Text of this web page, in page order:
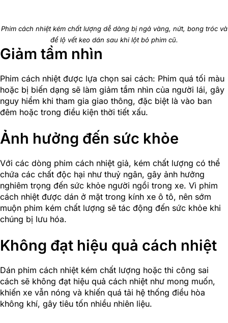
Phim cách nhiệt kém chất lượng dễ dàng bị ngả vàng, nứt, bong tróc và
để lộ vết keo dán sau khi lột bỏ phim cũ.
Giảm tầm nhìn
Phim cách nhiệt được lựa chọn sai cách: Phim quá tối màu
hoặc bị biến dạng sẽ làm giảm tầm nhìn của người lái, gây
nguy hiểm khi tham gia giao thông, đặc biệt là vào ban
đêm hoặc trong điều kiện thời tiết xấu.
Ảnh hưởng đến sức khỏe
Với các dòng phim cách nhiệt giả, kém chất lượng có thể
chứa các chất độc hại như thuỷ ngân, gây ảnh hưởng
nghiêm trọng đến sức khỏe người ngồi trong xe. Vì phim
cách nhiệt được dán ở mặt trong kính xe ô tô, nên sớm
muộn phim kém chất lượng sẽ tác động đến sức khỏe khi
chúng bị lưu hóa.
Không đạt hiệu quả cách nhiệt
Dán phim cách nhiệt kém chất lượng hoặc thi công sai
cách sẽ không đạt hiệu quả cách nhiệt như mong muốn,
khiến xe vẫn nóng và khiến quá tải hệ thống điều hòa
không khí, gây tiêu tốn nhiều nhiên liệu.